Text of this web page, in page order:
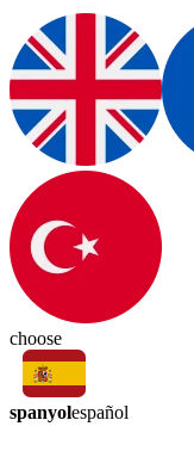
choose
spanyolespañol